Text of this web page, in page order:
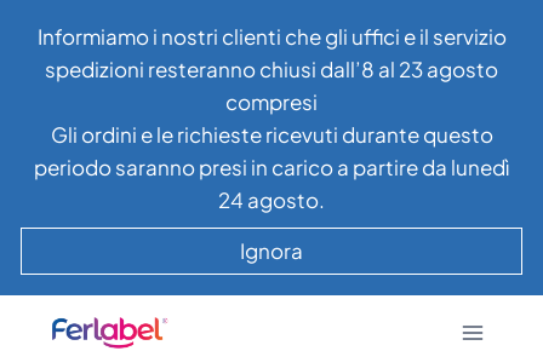
contenuto
Informiamo i nostri clienti che gli uffici e il servizio
spedizioni resteranno chiusi dall’8 al 23 agosto
compresi
Gli ordini e le richieste ricevuti durante questo
periodo saranno presi in carico a partire da lunedì
24 agosto.
Ignora